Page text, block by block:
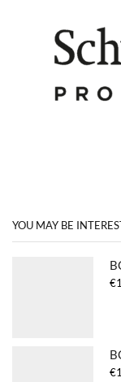
YOU MAY BE
€
€